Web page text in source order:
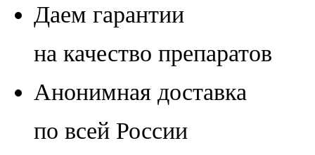
Даем гарантии
на качество препаратов
Анонимная доставка
по всей России